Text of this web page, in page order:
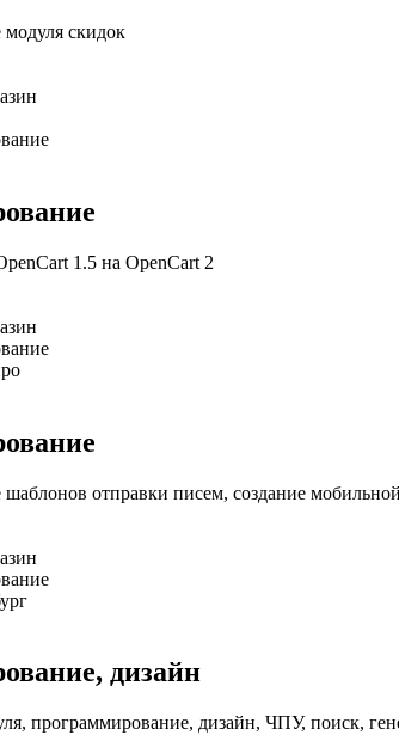
скидок
1.5 на OpenCart 2
отправки писем, создание
дизайн
программирование, дизайн, ЧПУ, поиск,